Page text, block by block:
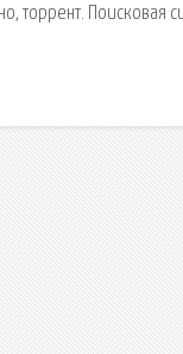
торрент. Поисковая